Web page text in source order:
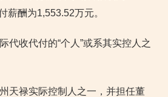
薪酬为1,553.52万元。
代收代付的“个人”或系其实控人之
天禄实际控制人之一，并担任董